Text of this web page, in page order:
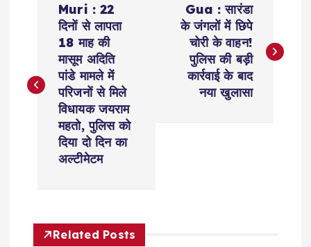
t
Muri : 22
दिनों से लापता
18 माह की
मासूम अदिति
पांडे मामले में
परिजनों से मिले
विधायक जयराम
महतो, पुलिस को
दिया दो दिन का
अल्टीमेटम
Gua : सारंडा
के जंगलों में छिपे
चोरी के वाहन!
पुलिस की बड़ी
कार्रवाई के बाद
नया खुलासा
Related Posts